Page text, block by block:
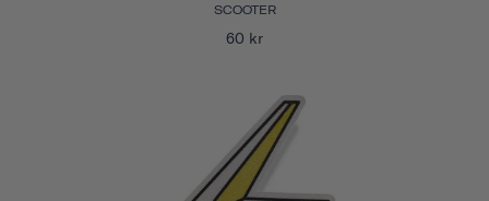
SCOOTER
60 kr